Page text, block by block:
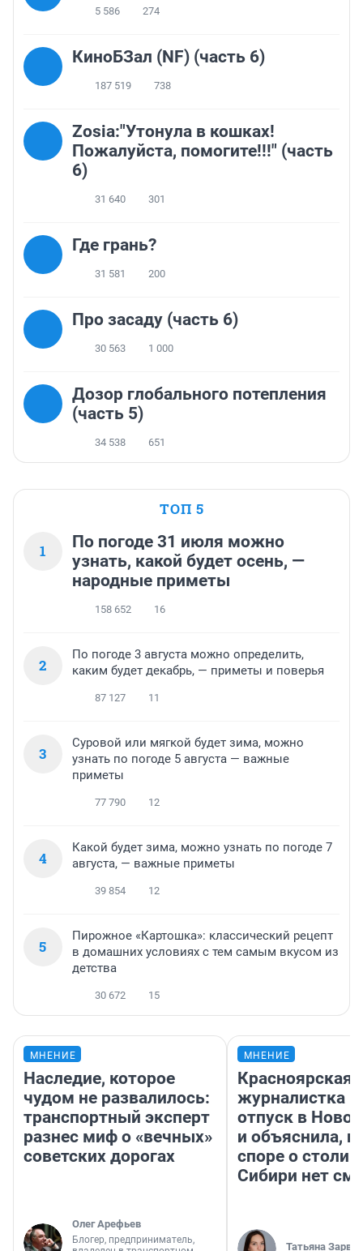
5 586 274
КиноБЗал (NF) (часть 6)
187 519 738
Zosia:"Утонула в кошках!
Пожалуйста, помогите!!!" (часть
6)
31 640 301
Где грань?
31 581 200
Про засаду (часть 6)
30 563 1 000
Дозор глобального потепления
(часть 5)
34 538 651
ТОП 5
1
По погоде 31 июля можно
узнать, какой будет осень, —
народные приметы
158 652 16
2
По погоде 3 августа можно определить,
каким будет декабрь, — приметы и поверья
87 127 11
3
Суровой или мягкой будет зима, можно
узнать по погоде 5 августа — важные
приметы
77 790 12
4
Какой будет зима, можно узнать по погоде 7
августа, — важные приметы
39 854 12
5
Пирожное «Картошка»: классический рецепт
в домашних условиях с тем самым вкусом из
детства
30 672 15
МНЕНИЕ
Наследие, которое
чудом не развалилось:
транспортный эксперт
разнес миф о «вечных»
советских дорогах
Олег Арефьев
Блогер, предприниматель,
МНЕНИЕ
Красноярская
журналистка
отпуск в
и объяснила,
споре о
Сибири нет
Татьяна Зарва